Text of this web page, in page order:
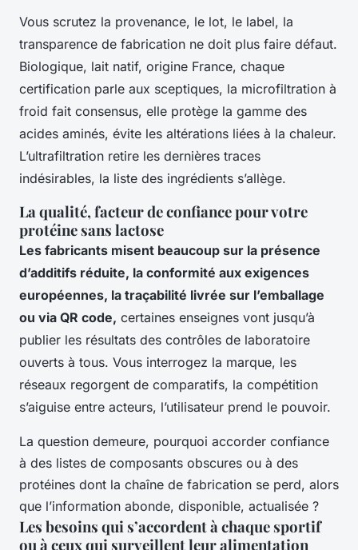
Vous scrutez la provenance, le lot, le label, la
transparence de fabrication ne doit plus faire défaut.
Biologique, lait natif, origine France, chaque
certification parle aux sceptiques, la microfiltration à
froid fait consensus, elle protège la gamme des
acides aminés, évite les altérations liées à la chaleur.
L’ultrafiltration retire les dernières traces
indésirables, la liste des ingrédients s’allège.
La qualité, facteur de confiance pour votre
protéine sans lactose
Les fabricants misent beaucoup sur la présence
d’additifs réduite, la conformité aux exigences
européennes, la traçabilité livrée sur l’emballage
ou via QR code, certaines enseignes vont jusqu’à
publier les résultats des contrôles de laboratoire
ouverts à tous. Vous interrogez la marque, les
réseaux regorgent de comparatifs, la compétition
s’aiguise entre acteurs, l’utilisateur prend le pouvoir.
La question demeure, pourquoi accorder confiance
à des listes de composants obscures ou à des
protéines dont la chaîne de fabrication se perd, alors
que l’information abonde, disponible, actualisée ?
Les besoins qui s’accordent à chaque sportif
ou à ceux qui surveillent leur alimentation